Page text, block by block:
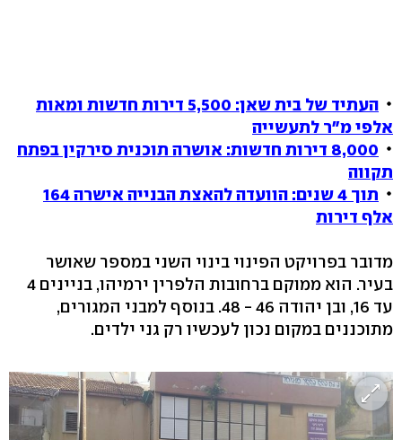
העתיד של בית שאן: 5,500 דירות חדשות ומאות
אלפי מ"ר לתעשייה
8,000 דירות חדשות: אושרה תוכנית סירקין בפתח
תקווה
תוך 4 שנים: הוועדה להאצת הבנייה אישרה 164
אלף דירות
מדובר בפרויקט הפינוי בינוי השני במספר שאושר
בעיר. הוא ממוקם ברחובות הלפרין ירמיהו, בניינים 4
עד 16, ובן יהודה 46 - 48. בנוסף למבני המגורים,
מתוכננים במקום נכון לעכשיו רק גני ילדים.